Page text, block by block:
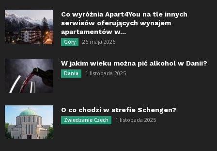
Co wyróżnia Apart4You na tle innych
serwisów oferujących wynajem
apartamentów w...
Góry 26 maja 2026
W jakim wieku można pić alkohol w Danii?
Dania 1 listopada 2025
O co chodzi w strefie Schengen?
Zwiedzanie Czech 1 listopada 2025